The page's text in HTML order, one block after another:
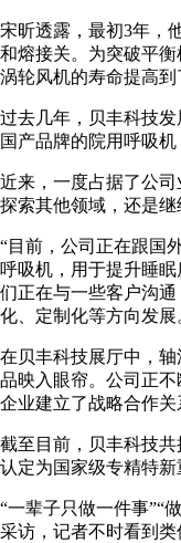
宋昕透露，最初3年，
和熔接关。为突破平
涡轮风机的寿命提高到
过去几年，贝丰科技发
国产品牌的院用呼吸
近来，一度占据了公
探索其他领域，还是继
“目前，公司正在跟国
呼吸机，用于提升睡
们正在与一些客户沟
化、定制化等方向发展
在贝丰科技展厅中，
品映入眼帘。公司正
企业建立了战略合作关
截至目前，贝丰科技
认定为国家级专精特新
“一辈子只做一件事”“
采访，记者不时看到